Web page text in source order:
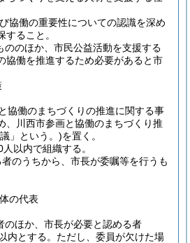
協働の重要性についての認識を深め
すること。
ののほか、市民公益活動を支援する
協働を推進するため必要があると市
協働のまちづくりの推進に関する事
、川西市参画と協働のまちづくり推
」という。)を置く。
以内で組織する。
のうちから、市長が委嘱等を行うも
の代表
のほか、市長が必要と認める者
内とする。 ただし、委員が欠けた場